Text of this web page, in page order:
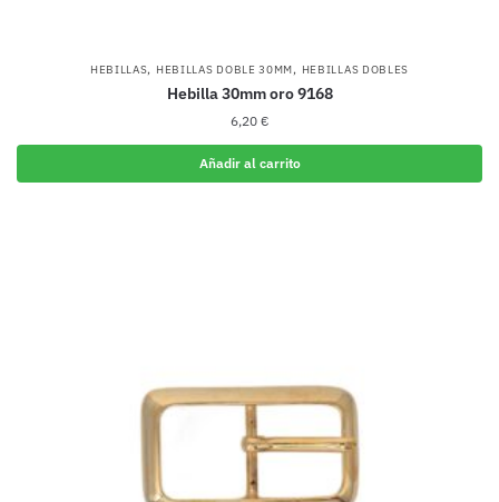
HEBILLAS, HEBILLAS DOBLE 30MM, HEBILLAS DOBLES
Hebilla 30mm oro 9168
6,20 €
Añadir al carrito